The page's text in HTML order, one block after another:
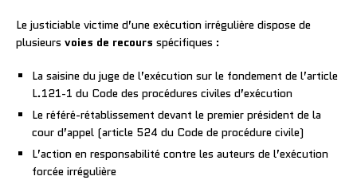
Le justiciable victime d’une exécution irrégulière dispose de
plusieurs voies de recours spécifiques :
La saisine du juge de l’exécution sur le fondement de l’article
L.121-1 du Code des procédures civiles d’exécution
Le référé-rétablissement devant le premier président de la
cour d’appel (article 524 du Code de procédure civile)
L’action en responsabilité contre les auteurs de l’exécution
forcée irrégulière